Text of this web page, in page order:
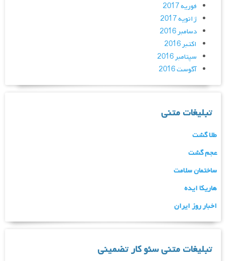
فوریه 2017
ژانویه 2017
دسامبر 2016
اکتبر 2016
سپتامبر 2016
آگوست 2016
تبلیغات متنی
طلا گشت
عجم گشت
ساختمان سلامت
هاریکا ایده
اخبار روز ایران
تبلیغات متنی سئو کار تضمینی